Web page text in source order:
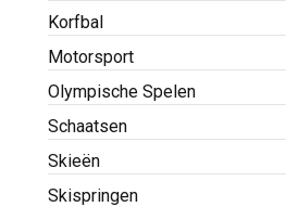
Korfbal
Motorsport
Olympische Spelen
Schaatsen
Skieën
Skispringen